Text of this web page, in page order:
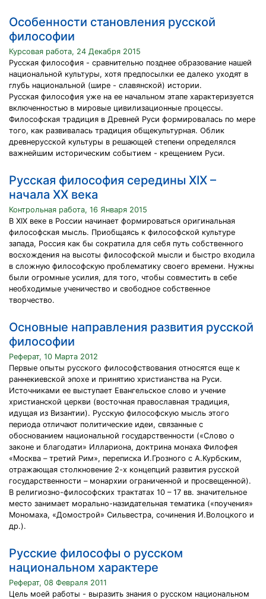
Особенности становления русской
философии
Курсовая работа, 24 Декабря 2015
Русская философия - сравнительно позднее образование нашей
национальной культуры, хотя предпосылки ее далеко уходят в
глубь национальной (шире - славянской) истории.
Русская философия уже на ее начальном этапе характеризуется
включенностью в мировые цивилизационные процессы.
Философская традиция в Древней Руси формировалась по мере
того, как развивалась традиция общекультурная. Облик
древнерусской культуры в решающей степени определялся
важнейшим историческим событием - крещением Руси.
Русская философия середины XIX –
начала XX века
Контрольная работа, 16 Января 2015
В XIX веке в России начинает формироваться оригинальная
философская мысль. Приобщаясь к философской культуре
запада, Россия как бы сократила для себя путь собственного
восхождения на высоты философской мысли и быстро входила
в сложную философскую проблематику своего времени. Нужны
были огромные усилия, для того, чтобы совместить в себе
необходимые ученичество и свободное собственное
творчество.
Основные направления развития русской
философии
Реферат, 10 Марта 2012
Первые опыты русского философствования относятся еще к
раннекиевской эпохе и принятию христианства на Руси.
Источниками ее выступает Евангельское слово и учение
христианской церкви (восточная православная традиция,
идущая из Византии). Русскую философскую мысль этого
периода отличают политические идеи, связанные с
обоснованием национальной государственности («Слово о
законе и благодати» Иллариона, доктрина монаха Филофея
«Москва – третий Рим», переписка И.Грозного с А.Курбским,
отражающая столкновение 2-х концепций развития русской
государственности – монархии ограниченной и просвещенной).
В религиозно-философских трактатах 10 – 17 вв. значительное
место занимает морально-назидательная тематика («поучения»
Мономаха, «Домострой» Сильвестра, сочинения И.Волоцкого и
др.).
Русские философы о русском
национальном характере
Реферат, 08 Февраля 2011
Цель моей работы - выразить знания о русском национальном